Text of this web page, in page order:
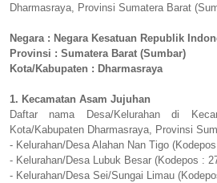
Dharmasraya, Provinsi Sumatera Barat
Negara : Negara Kesatuan Republik
Provinsi : Sumatera Barat (Sumbar)
Kota/Kabupaten : Dharmasraya
1. Kecamatan Asam Jujuhan
Daftar nama Desa/Kelurahan di
Kota/Kabupaten Dharmasraya, Provinsi
- Kelurahan/Desa Alahan Nan Tigo
- Kelurahan/Desa Lubuk Besar (Kodepos :
- Kelurahan/Desa Sei/Sungai Limau